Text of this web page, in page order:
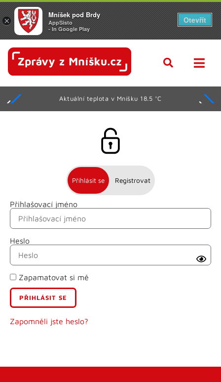
Aktuální teplota v Mníšku 18.5 °C
Přihlásit se Registrovat
Přihlašovací jméno
Heslo
Zapamatovat si mě
Zapomněli jste heslo?
Jméno
Příjmení
E-mail
Uživatelské jméno
×
Mníšek pod Brdy
AppSisto
- In Google Play
Otevřít